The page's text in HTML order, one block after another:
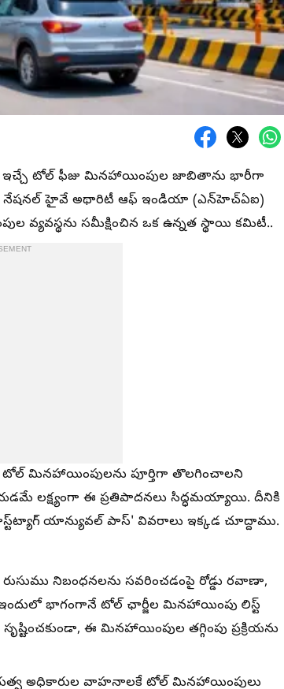
టోల్ ఫీజు మినహాయింపుల జాబితాను భారీగా
నేషనల్ హైవే అథారిటీ ఆఫ్ ఇండియా (ఎన్​హెచ్​ఏఐ)
వ్యవస్థను సమీక్షించిన ఒక ఉన్నత స్థాయి కమిటీ..
టోల్ మినహాయింపులను పూర్తిగా తొలగించాలని
లక్ష్యంగా ఈ ప్రతిపాదనలు సిద్ధమయ్యాయి. దీనికి
యాన్యువల్ పాస్' వివరాలు ఇక్కడ చూద్దాము.
నిబంధనలను సవరించడంపై రోడ్డు రవాణా,
ఇందులో భాగంగానే టోల్​ ఛార్జీల మినహాయింపు లిస్ట్​
ఈ మినహాయింపుల తగ్గింపు ప్రక్రియను
అధికారుల వాహనాలకే టోల్ మినహాయింపులు